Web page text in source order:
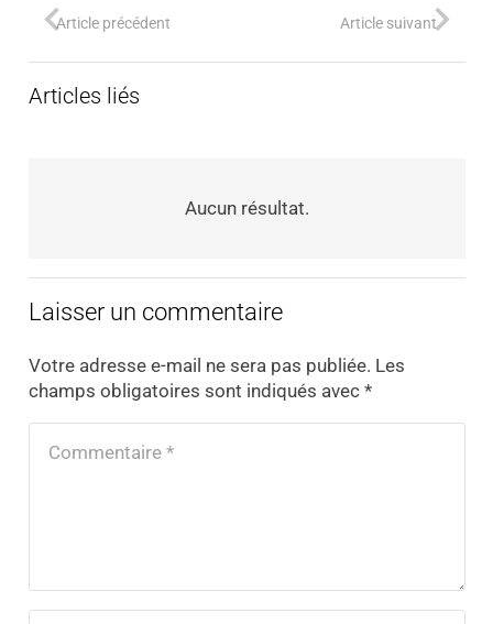
Article précédent Article suivant
Articles liés
Aucun résultat.
Laisser un commentaire
Votre adresse e-mail ne sera pas publiée. Les
champs obligatoires sont indiqués avec *